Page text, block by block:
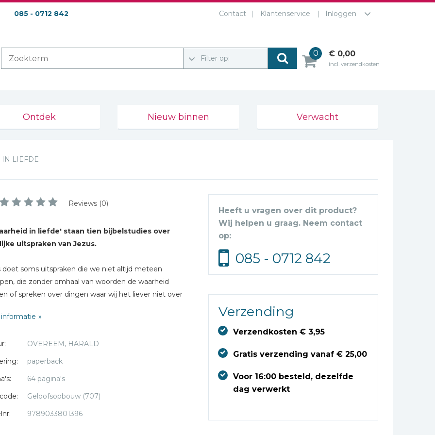
085 - 0712 842 Contact Klantenservice Inloggen
Filter op:
0 € 0,00
incl. verzendkosten
Ontdek Nieuw binnen Verwacht
LIEFDE
Reviews (0)
in liefde' staan tien bijbelstudies over
uitspraken van Jezus.
doet soms uitspraken die we niet altijd meteen
die zonder omhaal van woorden de waarheid
of spreken over dingen waar wij het liever niet over
om ons in de ruimte van zijn genade te zetten.
biedt een uitdaging om je te verdiepen in Jezus'
en in wat het betekent om Hem te volgen.
Overeemwerkte jarenlang als docent en mentor
OVEREEM, HARALD
paperback
64 pagina's
Geloofsopbouw (707)
9789033801396
Heeft u vragen over dit product?
Wij helpen u graag. Neem contact
op:
085 - 0712 842
Verzending
Verzendkosten € 3,95
Gratis verzending vanaf € 25,00
Voor 16:00 besteld, dezelfde
dag verwerkt